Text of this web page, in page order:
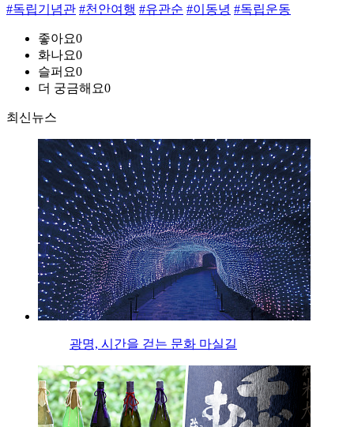
#독립기념관 #천안여행 #유관순 #이동녕 #독립운동
좋아요0
화나요0
슬퍼요0
더 궁금해요0
최신뉴스
광명, 시간을 걷는 문화 마실길